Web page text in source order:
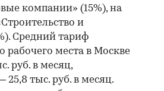
компании» (15%), на
и
Средний тариф
рабочего места в Москве
руб. в месяц,
тыс. руб. в месяц.